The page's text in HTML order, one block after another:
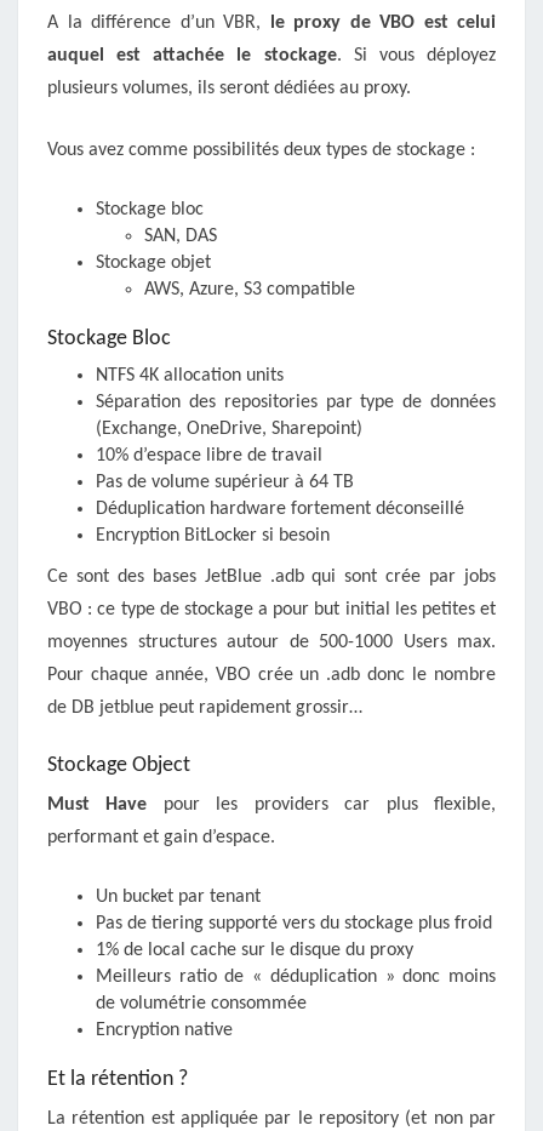
A la différence d’un VBR, le proxy de VBO est celui
auquel est attachée le stockage. Si vous déployez
plusieurs volumes, ils seront dédiées au proxy.
Vous avez comme possibilités deux types de stockage :
Stockage bloc
SAN, DAS
Stockage objet
AWS, Azure, S3 compatible
Stockage Bloc
NTFS 4K allocation units
Séparation des repositories par type de données
(Exchange, OneDrive, Sharepoint)
10% d’espace libre de travail
Pas de volume supérieur à 64 TB
Déduplication hardware fortement déconseillé
Encryption BitLocker si besoin
Ce sont des bases JetBlue .adb qui sont crée par jobs
VBO : ce type de stockage a pour but initial les petites et
moyennes structures autour de 500-1000 Users max.
Pour chaque année, VBO crée un .adb donc le nombre
de DB jetblue peut rapidement grossir…
Stockage Object
Must Have pour les providers car plus flexible,
performant et gain d’espace.
Un bucket par tenant
Pas de tiering supporté vers du stockage plus froid
1% de local cache sur le disque du proxy
Meilleurs ratio de « déduplication » donc moins
de volumétrie consommée
Encryption native
Et la rétention ?
La rétention est appliquée par le repository (et non par